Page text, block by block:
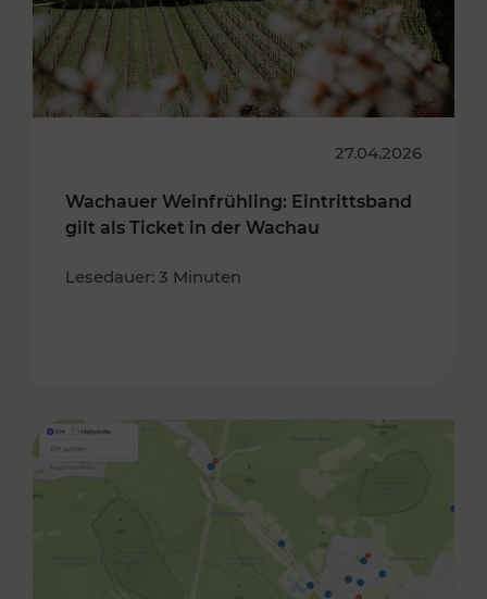
27.04.2026
Wachauer Weinfrühling: Eintrittsband
gilt als Ticket in der Wachau
Lesedauer: 3 Minuten